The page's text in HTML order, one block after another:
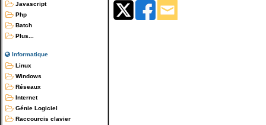
Javascript
Php
Batch
Plus...
Informatique
Linux
Windows
Réseaux
Internet
Génie Logiciel
Raccourcis clavier